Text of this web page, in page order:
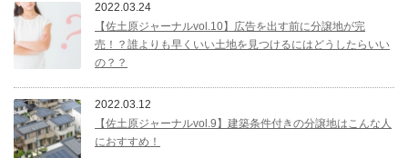
2022.03.24
【佐土原ジャーナルvol.10】広告を出す前に分譲地が完
売！？誰よりも早くいい土地を見つけるにはどうしたらいい
の？？
2022.03.12
【佐土原ジャーナルvol.9】建築条件付きの分譲地はこんな人
におすすめ！